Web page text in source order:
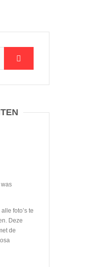
was
foto’s te
Deze
de